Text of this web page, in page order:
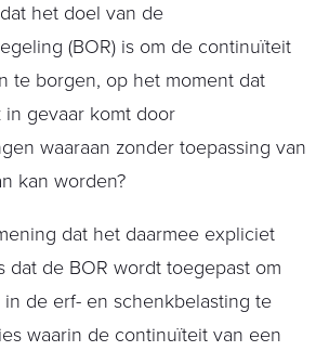
het doel van de
(BOR) is om de continuïteit
te borgen, op het moment dat
gevaar komt door
waaraan zonder toepassing van
kan worden?
dat het daarmee expliciet
dat de BOR wordt toegepast om
de erf- en schenkbelasting te
waarin de continuïteit van een